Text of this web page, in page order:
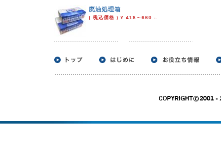
廃油処理箱
( 税込価格 ) ¥ 418～660 -.